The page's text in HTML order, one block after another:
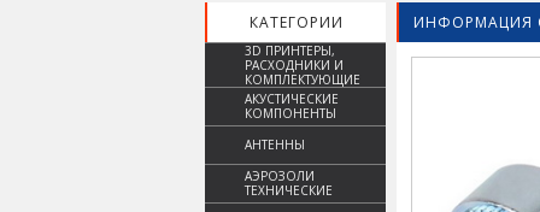
КАТЕГОРИИ ИНФОРМАЦИЯ
3D ПРИНТЕРЫ,
РАСХОДНИКИ И
КОМПЛЕКТУЮЩИЕ
АКУСТИЧЕСКИЕ
КОМПОНЕНТЫ
АНТЕННЫ
АЭРОЗОЛИ
ТЕХНИЧЕСКИЕ